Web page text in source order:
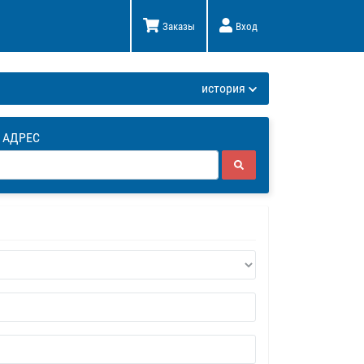
Заказы Вход
история